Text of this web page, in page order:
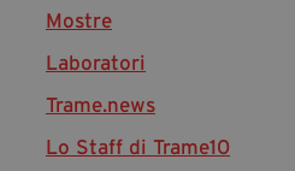
Cartella Stampa
Rassegna Stampa
Partecipa
Mostre
Laboratori
Trame.news
Lo Staff di Trame10